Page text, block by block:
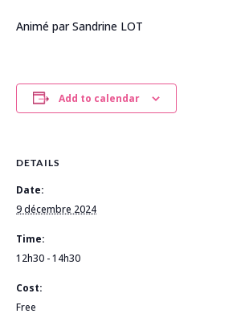
Animé par Sandrine LOT
Add to calendar
DETAILS
Date:
9 décembre 2024
Time:
12h30 - 14h30
Cost:
Free